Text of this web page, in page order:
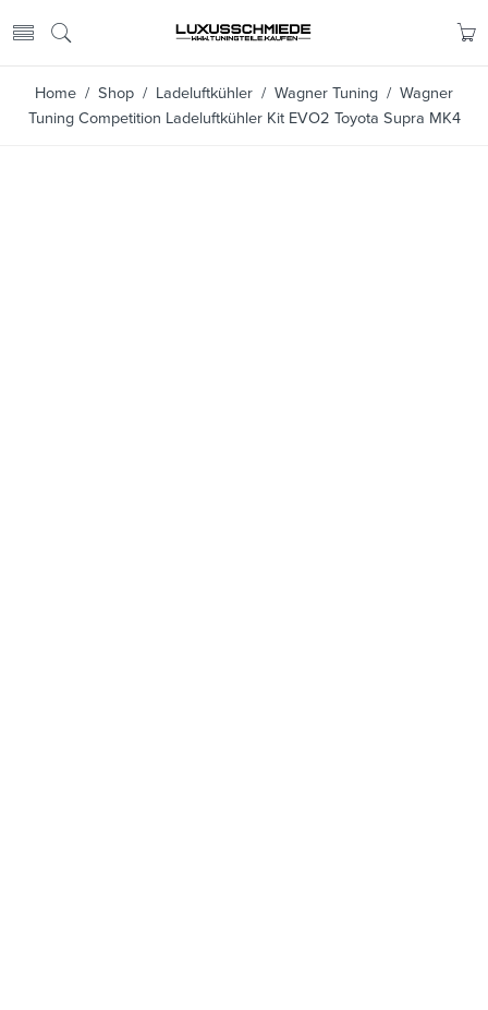
Home / Shop / Ladeluftkühler / Wagner Tuning / Wagner
Tuning Competition Ladeluftkühler Kit EVO2 Toyota Supra MK4